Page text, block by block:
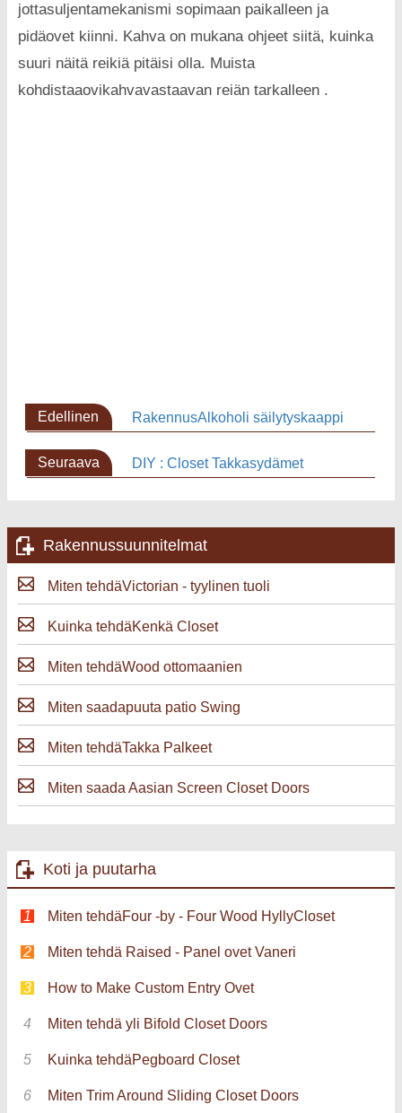
jottasuljentamekanismi sopimaan paikalleen ja
pidäovet kiinni. Kahva on mukana ohjeet siitä, kuinka
suuri näitä reikiä pitäisi olla. Muista
kohdistaaovikahvavastaavan reiän tarkalleen .
Edellinen
RakennusAlkoholi säilytyskaappi
Seuraava
DIY : Closet Takkasydämet
Rakennussuunnitelmat
Miten tehdäVictorian - tyylinen tuoli
Kuinka tehdäKenkä Closet
Miten tehdäWood ottomaanien
Miten saadapuuta patio Swing
Miten tehdäTakka Palkeet
Miten saada Aasian Screen Closet Doors
Koti ja puutarha
Miten tehdäFour -by - Four Wood HyllyCloset
Miten tehdä Raised - Panel ovet Vaneri
How to Make Custom Entry Ovet
Miten tehdä yli Bifold Closet Doors
Kuinka tehdäPegboard Closet
Miten Trim Around Sliding Closet Doors